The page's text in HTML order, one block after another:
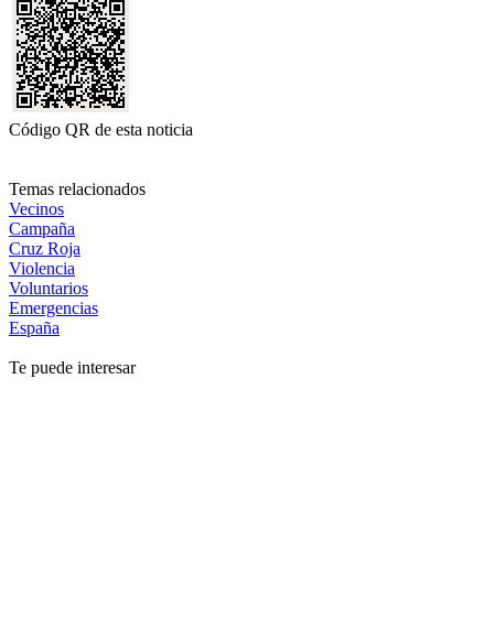
Código QR de esta noticia
Temas relacionados
Vecinos
Campaña
Cruz Roja
Violencia
Voluntarios
Emergencias
España
Te puede interesar